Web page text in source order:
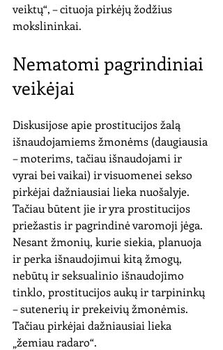
veiktų“, – cituoja pirkėjų žodžius
mokslininkai.
Nematomi pagrindiniai
veikėjai
Diskusijose apie prostitucijos žalą
išnaudojamiems žmonėms (daugiausia
– moterims, tačiau išnaudojami ir
vyrai bei vaikai) ir visuomenei sekso
pirkėjai dažniausiai lieka nuošalyje.
Tačiau būtent jie ir yra prostitucijos
priežastis ir pagrindinė varomoji jėga.
Nesant žmonių, kurie siekia, planuoja
ir perka išnaudojimui kitą žmogų,
nebūtų ir seksualinio išnaudojimo
tinklo, prostitucijos aukų ir tarpininkų
– sutenerių ir prekeivių žmonėmis.
Tačiau pirkėjai dažniausiai lieka
„žemiau radaro“.